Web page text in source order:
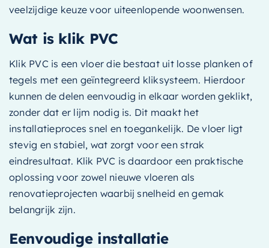
veelzijdige keuze voor uiteenlopende woonwensen.
Wat is klik PVC
Klik PVC is een vloer die bestaat uit losse planken of
tegels met een geïntegreerd kliksysteem. Hierdoor
kunnen de delen eenvoudig in elkaar worden geklikt,
zonder dat er lijm nodig is. Dit maakt het
installatieproces snel en toegankelijk. De vloer ligt
stevig en stabiel, wat zorgt voor een strak
eindresultaat. Klik PVC is daardoor een praktische
oplossing voor zowel nieuwe vloeren als
renovatieprojecten waarbij snelheid en gemak
belangrijk zijn.
Eenvoudige installatie